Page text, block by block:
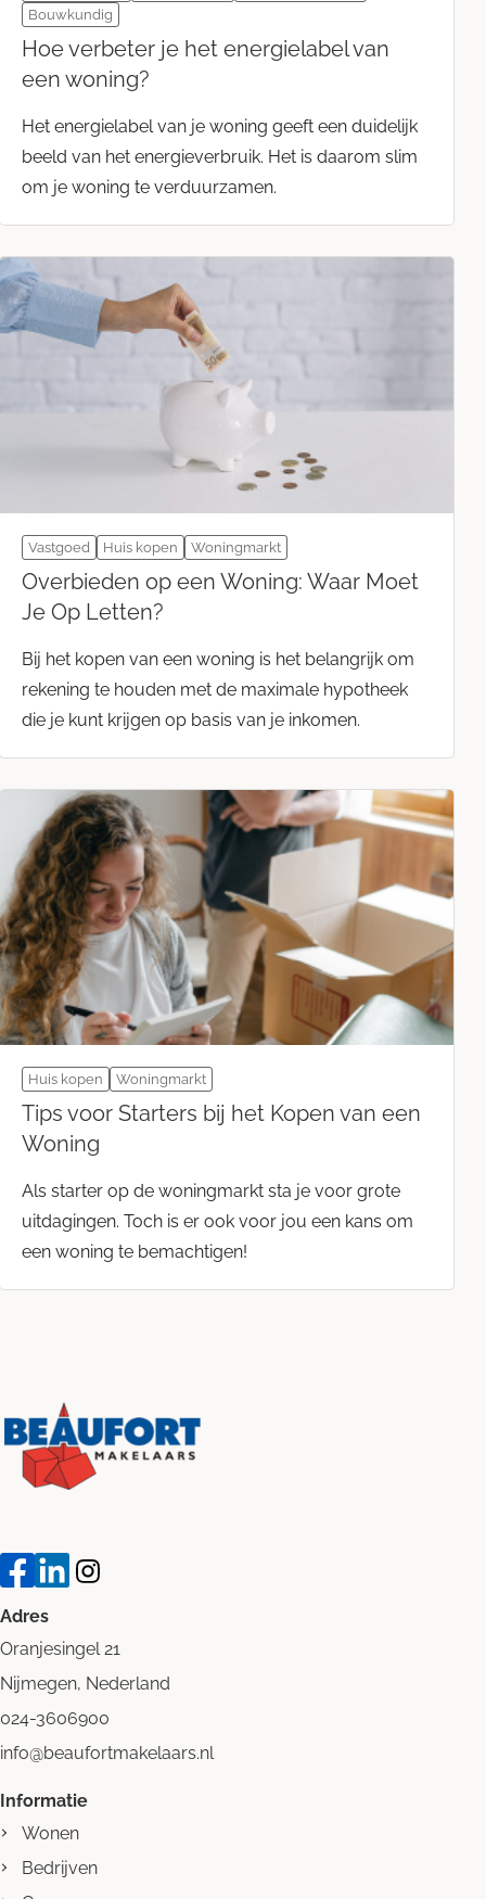
Bouwkundig
Hoe verbeter je het energielabel van
een woning?
Het energielabel van je woning geeft een duidelijk
beeld van het energieverbruik. Het is daarom slim
om je woning te verduurzamen.
Vastgoed Huis kopen Woningmarkt
Overbieden op een Woning: Waar Moet
Je Op Letten?
Bij het kopen van een woning is het belangrijk om
rekening te houden met de maximale hypotheek
die je kunt krijgen op basis van je inkomen.
Huis kopen Woningmarkt
Tips voor Starters bij het Kopen van een
Woning
Als starter op de woningmarkt sta je voor grote
uitdagingen. Toch is er ook voor jou een kans om
een woning te bemachtigen!
Adres
Oranjesingel 21
Nijmegen, Nederland
024-3606900
info@beaufortmakelaars.nl
Informatie
Wonen
Bedrijven